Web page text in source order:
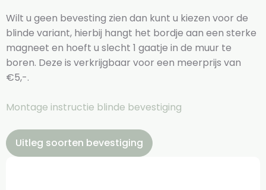
Wilt u geen bevesting zien dan kunt u kiezen voor de
blinde variant, hierbij hangt het bordje aan een sterke
magneet en hoeft u slecht 1 gaatje in de muur te
boren. Deze is verkrijgbaar voor een meerprijs van
€5,-.
Montage instructie blinde bevestiging
Uitleg soorten bevestiging